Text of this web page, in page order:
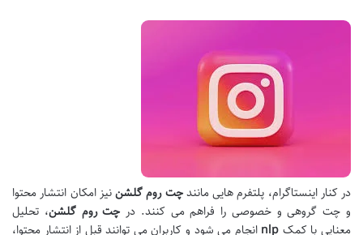
در کنار اینستاگرام، پلتفرم هایی مانندچت روم گلشننیز امکان انتشار محتوا
و چت گروهی و خصوصی را فراهم می کنند. در چت روم گلشن، تحلیل
معنایی با کمک nlp انجام می شود و کاربران می توانند قبل از انتشار محتوا،